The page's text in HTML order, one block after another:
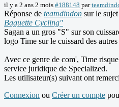
il y a 2 ans 2 mois #188148 par
Réponse de teamdindon sur le sujet
Baguette Cycling"
Sagan a un gros "S" sur son
logo Time sur le cuissard des
Avec ce genre de com', Time
service juridique de Specialized.
Les utilisateur(s) suivant ont
Connexion ou Créer un compte